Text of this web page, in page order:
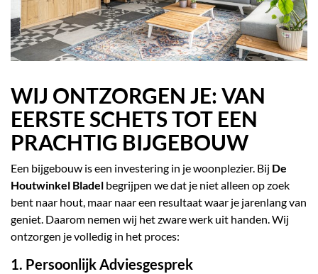
WIJ ONTZORGEN JE: VAN
EERSTE SCHETS TOT EEN
PRACHTIG BIJGEBOUW
Een bijgebouw is een investering in je woonplezier. Bij De
Houtwinkel Bladel begrijpen we dat je niet alleen op zoek
bent naar hout, maar naar een resultaat waar je jarenlang van
geniet. Daarom nemen wij het zware werk uit handen. Wij
ontzorgen je volledig in het proces:
1. Persoonlijk Adviesgesprek